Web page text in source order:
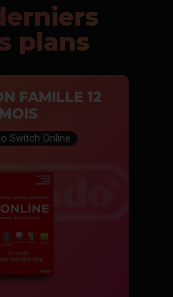
plans
FAMILLE 12
MOIS
Switch Online